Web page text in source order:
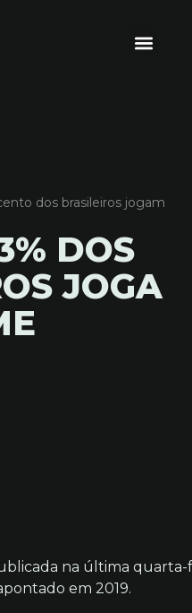
dos brasileiros jogam
DOS
JOGA
na última
em 2019.